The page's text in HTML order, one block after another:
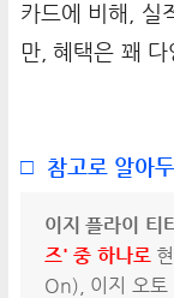
카드에 비해, 실
만, 혜택은 꽤
□ 참고로 알아
이지 플라이 티
즈' 중 하나로현
On), 이지 오토